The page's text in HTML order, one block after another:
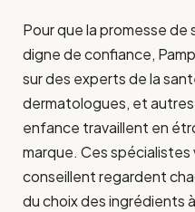
Pour que la promesse
digne de confiance,
sur des experts de la
dermatologues, et
enfance travaillent en
marque. Ces
conseillent regardent
du choix des ingrédients